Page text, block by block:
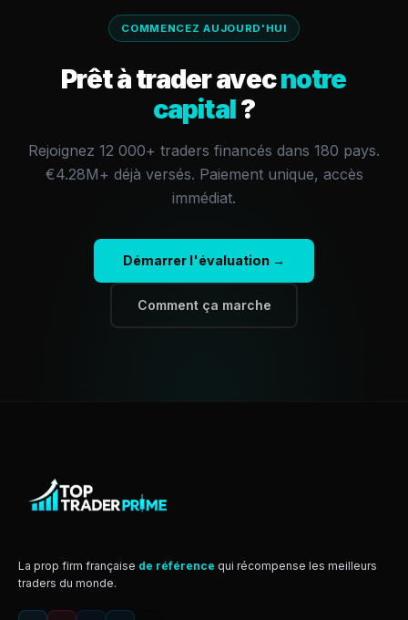
COMMENCEZ AUJOURD'HUI
Prêt à trader avecnotre
capital?
Rejoignez 12 000+ traders financés dans 180 pays.
€4.28M+ déjà versés. Paiement unique, accès
immédiat.
Démarrer l'évaluation →
Comment ça marche
La prop firm française de référence qui récompense les meilleurs
traders du monde.